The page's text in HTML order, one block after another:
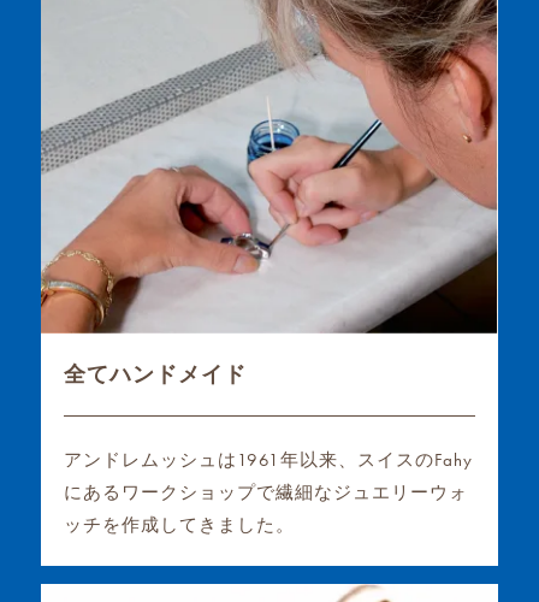
全てハンドメイド
アンドレムッシュは1961年以来、スイスのFahy
にあるワークショップで繊細なジュエリーウォ
ッチを作成してきました。